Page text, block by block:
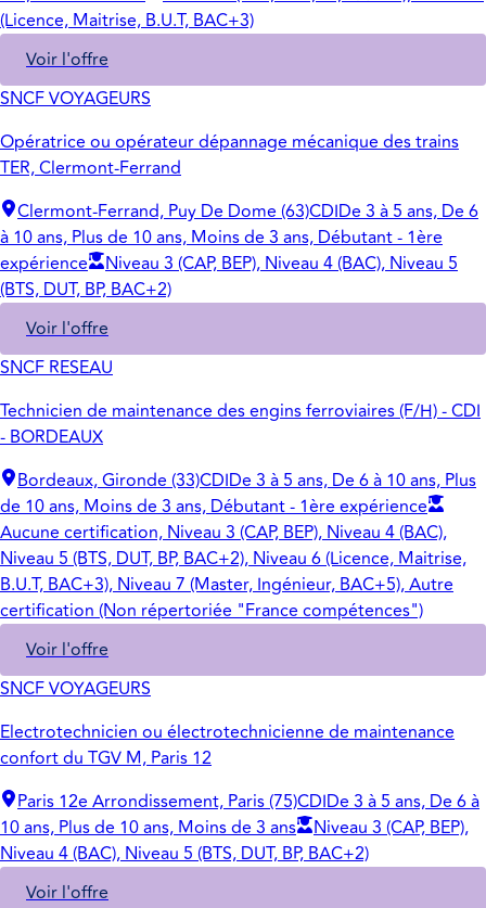
(Licence, Maitrise, B.U.T, BAC+3)
Voir l'offre
SNCF VOYAGEURS
Opératrice ou opérateur dépannage mécanique des trains
TER, Clermont-Ferrand
Clermont-Ferrand, Puy De Dome (63)CDIDe 3 à 5 ans, De 6
à 10 ans, Plus de 10 ans, Moins de 3 ans, Débutant - 1ère
expérience
Niveau 3 (CAP, BEP), Niveau 4 (BAC), Niveau 5
(BTS, DUT, BP, BAC+2)
Voir l'offre
SNCF RESEAU
Technicien de maintenance des engins ferroviaires (F/H) - CDI
- BORDEAUX
Bordeaux, Gironde (33)CDIDe 3 à 5 ans, De 6 à 10 ans, Plus
de 10 ans, Moins de 3 ans, Débutant - 1ère expérience
Aucune certification, Niveau 3 (CAP, BEP), Niveau 4 (BAC),
Niveau 5 (BTS, DUT, BP, BAC+2), Niveau 6 (Licence, Maitrise,
B.U.T, BAC+3), Niveau 7 (Master, Ingénieur, BAC+5), Autre
certification (Non répertoriée "France compétences")
Voir l'offre
SNCF VOYAGEURS
Electrotechnicien ou électrotechnicienne de maintenance
confort du TGV M, Paris 12
Paris 12e Arrondissement, Paris (75)CDIDe 3 à 5 ans, De 6 à
10 ans, Plus de 10 ans, Moins de 3 ans
Niveau 3 (CAP, BEP),
Niveau 4 (BAC), Niveau 5 (BTS, DUT, BP, BAC+2)
Voir l'offre